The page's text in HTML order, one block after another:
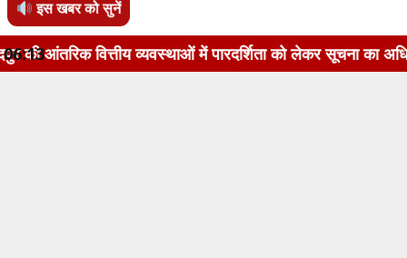
इस खबर को सुनें
व्यवस्थाओं में पारदर्शिता को लेकर सूचना का अधिकार अधिनियम,
06:13